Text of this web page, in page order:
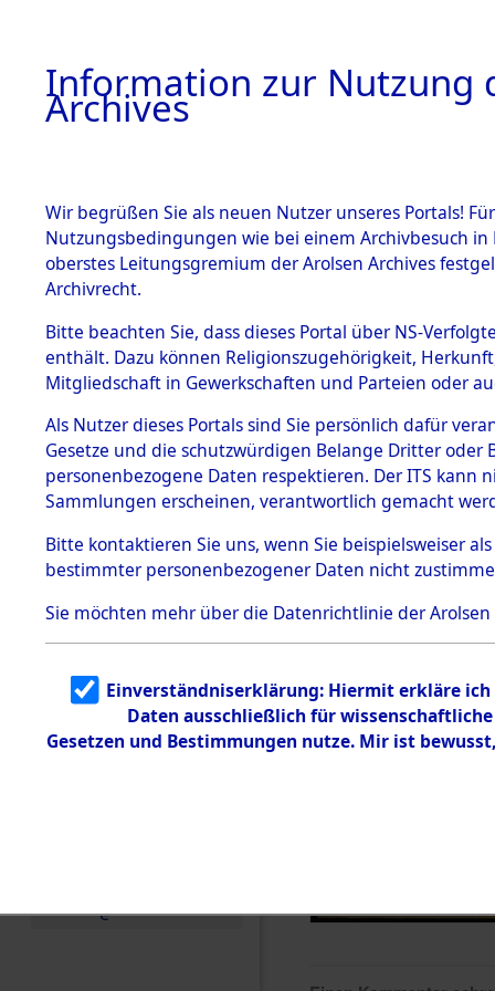
BESTÄNDE
1.
mente
5. Verschiedenes
5.3
Todesmärsche
5.3.1 Alliierte
Erhebungen
zu
Todesmärsch
en
5.3.2
Identifizierun
g
5.3.3
Todesmärsch
e
0079
Information zur Nutzung
Archives
Wir begrüßen Sie als neuen Nutzer unseres Portals!
Nutzungsbedingungen wie bei einem Archivbesuch
oberstes Leitungsgremium der Arolsen Archives
Archivrecht.
Bitte beachten Sie, dass dieses Portal über NS-
enthält. Dazu können Religionszugehörigkeit,
Mitgliedschaft in Gewerkschaften und Parteien oder
Als Nutzer dieses Portals sind Sie persönlich dafür
Gesetze und die schutzwürdigen Belange Dritter
personenbezogene Daten respektieren. Der ITS
Sammlungen erscheinen, verantwortlich gemacht
Bitte kontaktieren Sie uns, wenn Sie beispielsweiser
bestimmter personenbezogener Daten nicht
Sie möchten mehr über die Datenrichtlinie der Arolsen
Einverständniserklärung: Hiermit erkläre
Daten ausschließlich für
Gesetzen und Bestimmungen nutze. Mir ist